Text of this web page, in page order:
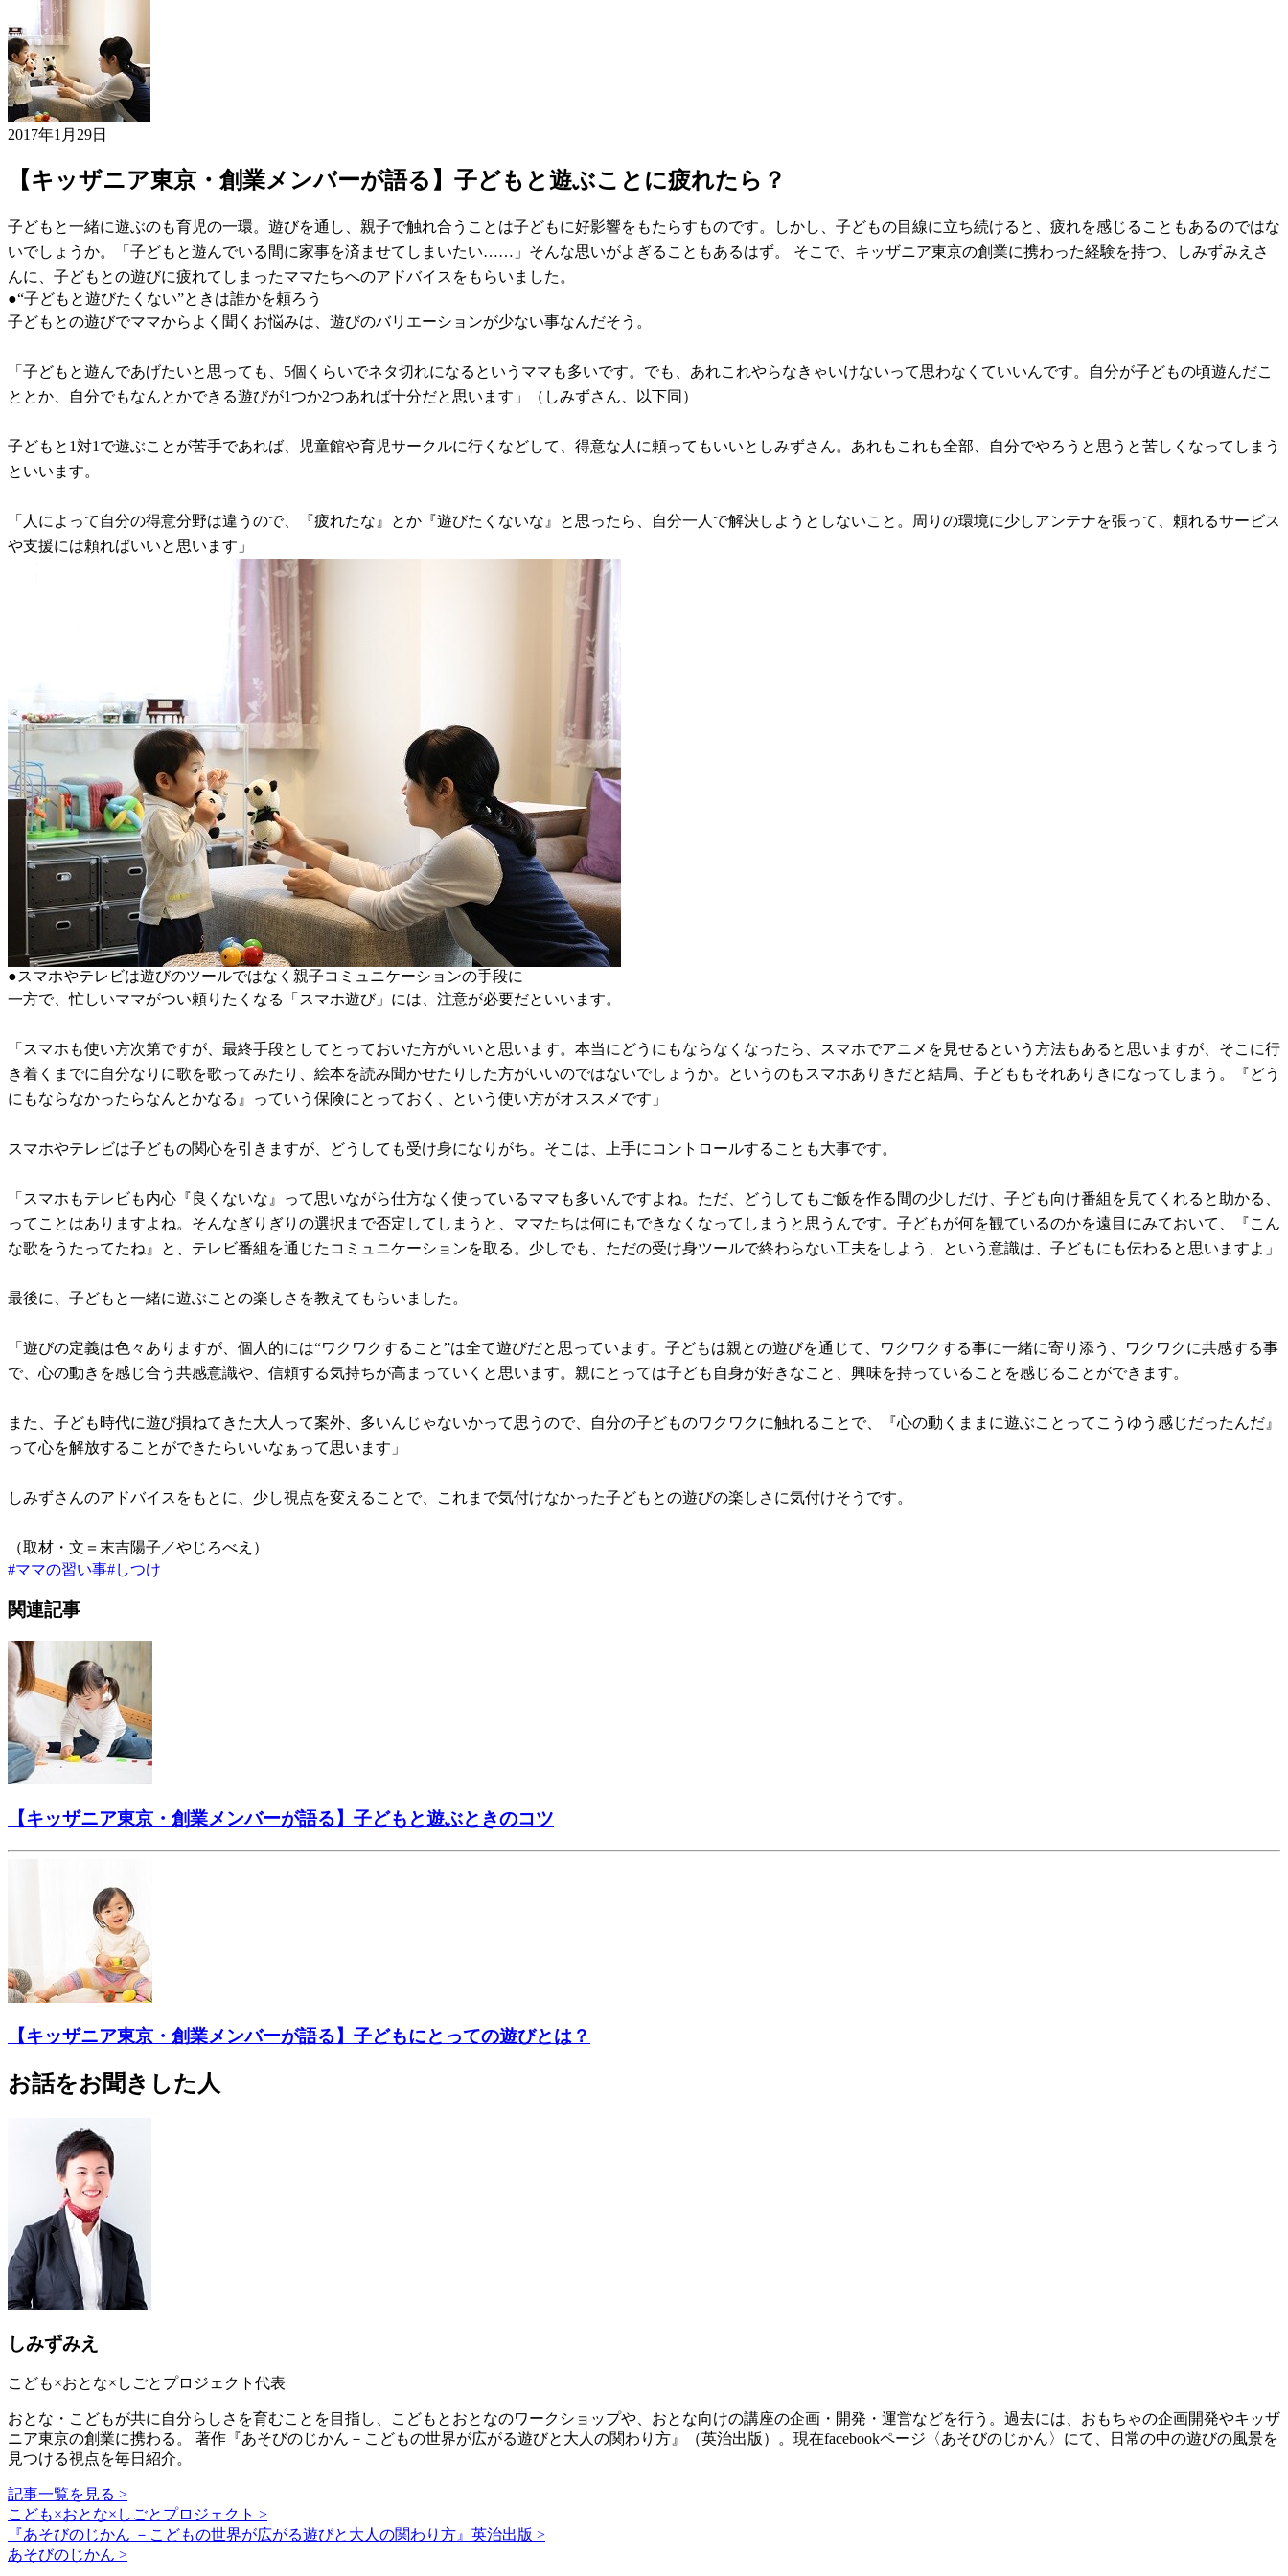
2017年1月29日
【キッザニア東京・創業メンバーが語る】子どもと遊ぶことに疲れたら？
子どもと一緒に遊ぶのも育児の一環。遊びを通し、親子で触れ合うことは子どもに好影響をもたらすものです。しかし、子どもの目線に立ち続けると、疲れを感じることもあるのではな
いでしょうか。「子どもと遊んでいる間に家事を済ませてしまいたい……」そんな思いがよぎることもあるはず。 そこで、キッザニア東京の創業に携わった経験を持つ、しみずみえさ
んに、子どもとの遊びに疲れてしまったママたちへのアドバイスをもらいました。
●“子どもと遊びたくない”ときは誰かを頼ろう
子どもとの遊びでママからよく聞くお悩みは、遊びのバリエーションが少ない事なんだそう。
「子どもと遊んであげたいと思っても、5個くらいでネタ切れになるというママも多いです。でも、あれこれやらなきゃいけないって思わなくていいんです。自分が子どもの頃遊んだこ
ととか、自分でもなんとかできる遊びが1つか2つあれば十分だと思います」（しみずさん、以下同）
子どもと1対1で遊ぶことが苦手であれば、児童館や育児サークルに行くなどして、得意な人に頼ってもいいとしみずさん。あれもこれも全部、自分でやろうと思うと苦しくなってしまう
といいます。
「人によって自分の得意分野は違うので、『疲れたな』とか『遊びたくないな』と思ったら、自分一人で解決しようとしないこと。周りの環境に少しアンテナを張って、頼れるサービス
や支援には頼ればいいと思います」
●スマホやテレビは遊びのツールではなく親子コミュニケーションの手段に
一方で、忙しいママがつい頼りたくなる「スマホ遊び」には、注意が必要だといいます。
「スマホも使い方次第ですが、最終手段としてとっておいた方がいいと思います。本当にどうにもならなくなったら、スマホでアニメを見せるという方法もあると思いますが、そこに行
き着くまでに自分なりに歌を歌ってみたり、絵本を読み聞かせたりした方がいいのではないでしょうか。というのもスマホありきだと結局、子どももそれありきになってしまう。『どう
にもならなかったらなんとかなる』っていう保険にとっておく、という使い方がオススメです」
スマホやテレビは子どもの関心を引きますが、どうしても受け身になりがち。そこは、上手にコントロールすることも大事です。
「スマホもテレビも内心『良くないな』って思いながら仕方なく使っているママも多いんですよね。ただ、どうしてもご飯を作る間の少しだけ、子ども向け番組を見てくれると助かる、
ってことはありますよね。そんなぎりぎりの選択まで否定してしまうと、ママたちは何にもできなくなってしまうと思うんです。子どもが何を観ているのかを遠目にみておいて、『こん
な歌をうたってたね』と、テレビ番組を通じたコミュニケーションを取る。少しでも、ただの受け身ツールで終わらない工夫をしよう、という意識は、子どもにも伝わると思いますよ」
最後に、子どもと一緒に遊ぶことの楽しさを教えてもらいました。
「遊びの定義は色々ありますが、個人的には“ワクワクすること”は全て遊びだと思っています。子どもは親との遊びを通じて、ワクワクする事に一緒に寄り添う、ワクワクに共感する事
で、心の動きを感じ合う共感意識や、信頼する気持ちが高まっていくと思います。親にとっては子ども自身が好きなこと、興味を持っていることを感じることができます。
また、子ども時代に遊び損ねてきた大人って案外、多いんじゃないかって思うので、自分の子どものワクワクに触れることで、『心の動くままに遊ぶことってこうゆう感じだったんだ』
って心を解放することができたらいいなぁって思います」
しみずさんのアドバイスをもとに、少し視点を変えることで、これまで気付けなかった子どもとの遊びの楽しさに気付けそうです。
（取材・文＝末吉陽子／やじろべえ）
#ママの習い事#しつけ
関連記事
【キッザニア東京・創業メンバーが語る】子どもと遊ぶときのコツ
【キッザニア東京・創業メンバーが語る】子どもにとっての遊びとは？
お話をお聞きした人
しみずみえ
こども×おとな×しごとプロジェクト代表
おとな・こどもが共に自分らしさを育むことを目指し、こどもとおとなのワークショップや、おとな向けの講座の企画・開発・運営などを行う。過去には、おもちゃの企画開発やキッザ
ニア東京の創業に携わる。 著作『あそびのじかん－こどもの世界が広がる遊びと大人の関わり方』（英治出版）。現在facebookページ〈あそびのじかん〉にて、日常の中の遊びの風景を
見つける視点を毎日紹介。
記事一覧を見る >
こども×おとな×しごとプロジェクト >
『あそびのじかん －こどもの世界が広がる遊びと大人の関わり方』英治出版 >
あそびのじかん >